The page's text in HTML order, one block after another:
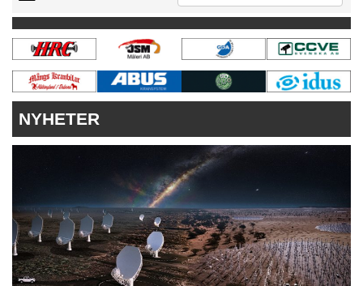
KONTAKT
VÅRA ANDRA MAGASIN
PRENUMERERA
ANNONSERA
NYHETER